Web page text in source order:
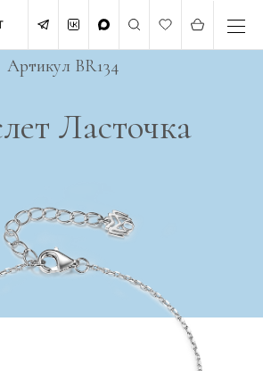
Ласточка
Артикул BR134